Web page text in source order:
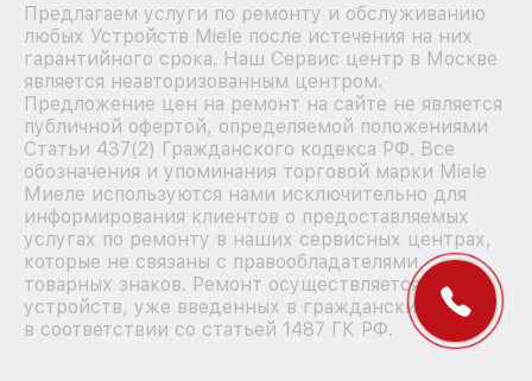
Предлагаем услуги по ремонту и обслуживанию
любых Устройств Miele после истечения на них
гарантийного срока. Наш Сервис центр в Москве
является неавторизованным центром.
Предложение цен на ремонт на сайте не является
публичной офертой, определяемой положениями
Статьи 437(2) Гражданского кодекса РФ. Все
обозначения и упоминания торговой марки Miele
Миеле используются нами исключительно для
информирования клиентов о предоставляемых
услугах по ремонту в наших сервисных центрах,
которые не связаны с правообладателями
товарных знаков. Ремонт осуществляется для
устройств, уже введенных в гражданский оборот
в соответствии со статьей 1487 ГК РФ.